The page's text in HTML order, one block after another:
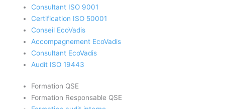
Consultant ISO 9001
Certification ISO 50001
Conseil EcoVadis
Accompagnement EcoVadis
Consultant EcoVadis
Audit ISO 19443
Formation QSE
Formation Responsable QSE